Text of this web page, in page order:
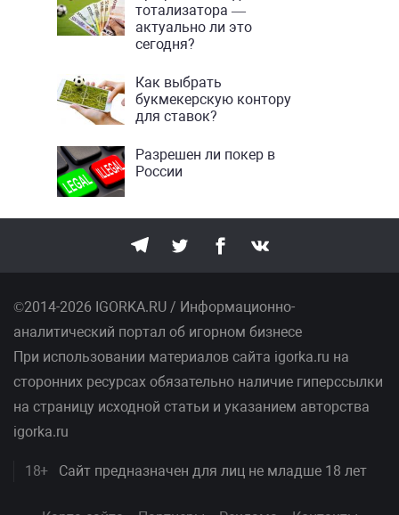
тотализатора —
актуально ли это
сегодня?
Как выбрать
букмекерскую контору
для ставок?
Разрешен ли покер в
России
©2014-2026 IGORKA.RU / Информационно-
аналитический портал об игорном бизнесе
При использовании материалов сайта igorka.ru на
сторонних ресурсах обязательно наличие гиперссылки
на страницу исходной статьи и указанием авторства
igorka.ru
18+ Сайт предназначен для лиц не младше 18 лет